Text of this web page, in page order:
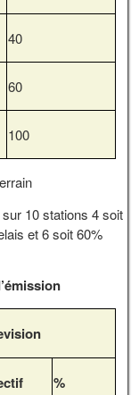
40
60
100
10 stations 4 soit
et 6 soit 60%
%